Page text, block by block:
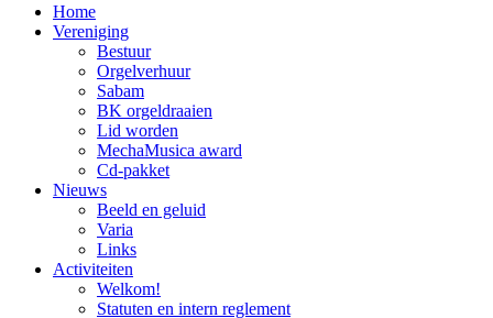
Home
Vereniging
Bestuur
Orgelverhuur
Sabam
BK orgeldraaien
Lid worden
MechaMusica award
Cd-pakket
Nieuws
Beeld en geluid
Varia
Links
Activiteiten
Welkom!
Statuten en intern reglement